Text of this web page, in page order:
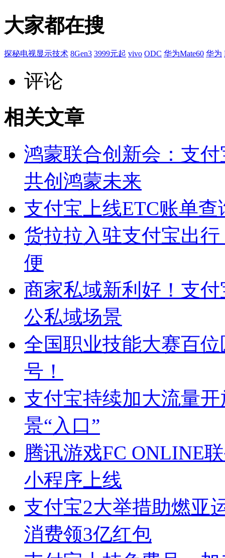
大家都在搜
探秘电视显示技术 8Gen3 3999元起 vivo ODC 华为Mate60 华为
评论
相关文章
鸿蒙联合创新会：支
共创鸿蒙未来
支付宝上线ETC账单
货拉拉入驻支付宝出
便
商家私域新利好！支
公私域场景
全国职业技能大赛百
号！
支付宝持续加大流量
景“入口”
腾讯游戏FC ONLINE
小程序上线
支付宝2大举措助燃亚
消费领3亿红包